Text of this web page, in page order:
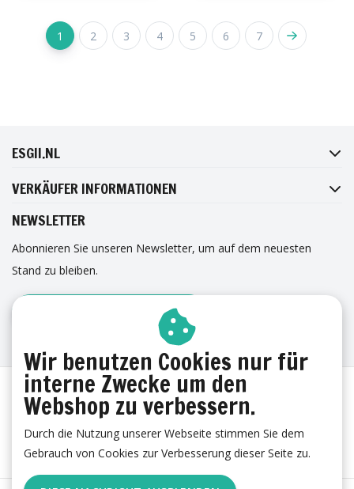
1 2 3 4 5 6 7
ESGII.NL
VERKÄUFER INFORMATIONEN
NEWSLETTER
Abonnieren Sie unseren Newsletter, um auf dem neuesten
Stand zu bleiben.
ANMELDUNG ZUM NEWSLETTER
Wir benutzen Cookies nur für
interne Zwecke um den
Webshop zu verbessern.
Durch die Nutzung unserer Webseite stimmen Sie dem
Gebrauch von Cookies zur Verbesserung dieser Seite zu.